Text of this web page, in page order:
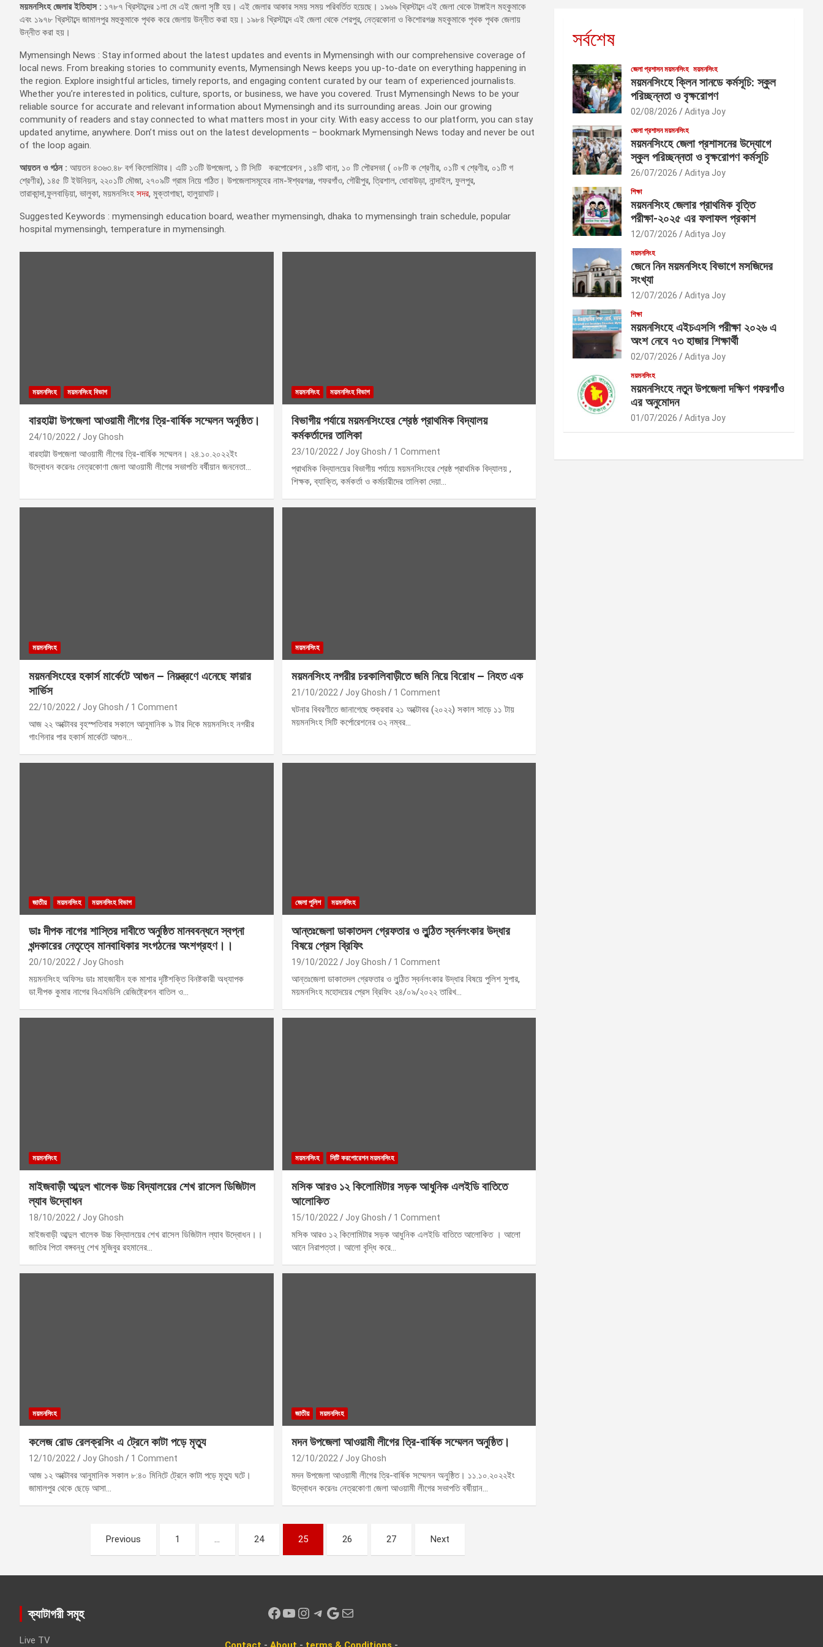
ময়মনসিংহ জেলার ইতিহাস : ১৭৮৭ খ্রিস্টাব্দের ১লা মে এই জেলা সৃষ্টি হয়। এই জেলার আকার সময় সময় পরিবর্তিত হয়েছে। ১৯৬৯ খ্রিস্টাব্দে এই জেলা থেকে টাঙ্গাইল মহকুমাকে
এবং ১৯৭৮ খ্রিস্টাব্দে জামালপুর মহুকুমাকে পৃথক করে জেলায় উন্নীত করা হয়। ১৯৮৪ খ্রিস্টাব্দে এই জেলা থেকে শেরপুর, নেত্রকোনা ও কিশোরগঞ্জ মহকুমাকে পৃথক পৃথক জেলায়
উন্নীত করা হয়।
Mymensingh News : Stay informed about the latest updates and events in Mymensingh with our comprehensive coverage of
local news. From breaking stories to community events, Mymensingh News keeps you up-to-date on everything happening in
the region. Explore insightful articles, timely reports, and engaging content curated by our team of experienced journalists.
Whether you’re interested in politics, culture, sports, or business, we have you covered. Trust Mymensingh News to be your
reliable source for accurate and relevant information about Mymensingh and its surrounding areas. Join our growing
community of readers and stay connected to what matters most in your city. With easy access to our platform, you can stay
updated anytime, anywhere. Don’t miss out on the latest developments – bookmark Mymensingh News today and never be out
of the loop again.
আয়তন ও গঠন : আয়তন ৪৩৬৩.৪৮ বর্গ কিলোমিটার। এটি ১৩টি উপজেলা, ১ টি সিটি করপোরেশন , ১৪টি থানা, ১০ টি পৌরসভা ( ০৮টি ক শ্রেণীর, ০১টি খ শ্রেণীর, ০১টি গ
শ্রেণীর), ১৪৫ টি ইউনিয়ন, ২২০১টি মৌজা, ২৭০৯টি গ্রাম নিয়ে গঠিত। উপজেলাসমূহের নাম-ঈশ্বরগঞ্জ, গফরগাঁও, গৌরীপুর, ত্রিশাল, ধোবাউড়া, নান্দাইল, ফুলপুর,
তারাকান্দা,ফুলবাড়িয়া, ভালুকা, ময়মনসিংহ সদর, মুক্তাগাছা, হালুয়াঘাট।
Suggested Keywords : mymensingh education board, weather mymensingh, dhaka to mymensingh train schedule, popular
hospital mymensingh, temperature in mymensingh.
ময়মনসিংহ ময়মনসিংহ বিভাগ
বারহাট্টা উপজেলা আওয়ামী লীগের ত্রি-বার্ষিক সম্মেলন অনুষ্ঠিত।
24/10/2022 Joy Ghosh
বারহাট্টা উপজেলা আওয়ামী লীগের ত্রি-বার্ষিক সম্মেলন। ২৪.১০.২০২২ইং
উদ্বোধন করেনঃ নেত্রকোণা জেলা আওয়ামী লীগের সভাপতি বর্ষীয়ান জননেতা…
ময়মনসিংহ ময়মনসিংহ বিভাগ
বিভাগীয় পর্যায়ে ময়মনসিংহের শ্রেষ্ঠ প্রাথমিক বিদ্যালয়
কর্মকর্তাদের তালিকা
23/10/2022 Joy Ghosh 1 Comment
প্রাথমিক বিদ্যালয়ের বিভাগীয় পর্যায়ে ময়মনসিংহের শ্রেষ্ঠ প্রাথমিক বিদ্যালয় ,
শিক্ষক, ব্যাক্তি, কর্মকর্তা ও কর্মচারীদের তালিকা দেয়া…
ময়মনসিংহ
ময়মনসিংহের হকার্স মার্কেটে আগুন – নিয়ন্ত্রণে এনেছে ফায়ার
সার্ভিস
22/10/2022 Joy Ghosh 1 Comment
আজ ২২ অক্টোবর বৃহস্পতিবার সকালে আনুমানিক ৯ টার দিকে ময়মনসিংহ নগরীর
গাংগিনার পার হকার্স মার্কেটে আগুন…
ময়মনসিংহ
ময়মনসিংহ নগরীর চরকালিবাড়ীতে জমি নিয়ে বিরোধ – নিহত এক
21/10/2022 Joy Ghosh 1 Comment
ঘটনার বিবরণীতে জানাগেছে শুক্রবার ২১ অক্টোবর (২০২২) সকাল সাড়ে ১১ টায়
ময়মনসিংহ সিটি কর্পোরেশনের ৩২ নম্বর…
জাতীয় ময়মনসিংহ ময়মনসিংহ বিভাগ
ডাঃ দীপক নাগের শাস্তির দাবীতে অনুষ্ঠিত মানববন্ধনে স্বপ্না
খন্দকারের নেতৃত্বে মানবাধিকার সংগঠনের অংশগ্রহণ।।
20/10/2022 Joy Ghosh
ময়মনসিংহ অফিসঃ ডাঃ মাহজাবীন হক মাশার দৃষ্টিশক্তি বিনষ্টকারী অধ্যাপক
ডা.দীপক কুমার নাগের বিএমডিসি রেজিষ্ট্রেশন বাতিল ও…
জেলা পুলিশ ময়মনসিংহ
আন্তঃজেলা ডাকাতদল গ্রেফতার ও লুন্ঠিত স্বর্নলংকার উদ্ধার
বিষয়ে প্রেস ব্রিফিং
19/10/2022 Joy Ghosh 1 Comment
আন্তঃজেলা ডাকাতদল গ্রেফতার ও লুন্ঠিত স্বর্নলংকার উদ্ধার বিষয়ে পুলিশ সুপার,
ময়মনসিংহ মহোদয়ের প্রেস ব্রিফিং ২৪/০৯/২০২২ তারিখ…
ময়মনসিংহ
মাইজবাড়ী আব্দুল খালেক উচ্চ বিদ্যালয়ের শেখ রাসেল ডিজিটাল
ল্যাব উদ্বোধন
18/10/2022 Joy Ghosh
মাইজবাড়ী আব্দুল খালেক উচ্চ বিদ্যালয়ের শেখ রাসেল ডিজিটাল ল্যাব উদ্বোধন।।
জাতির পিতা বঙ্গবন্ধু শেখ মুজিবুর রহমানের…
ময়মনসিংহ সিটি করপোরেশন ময়মনসিংহ
মসিক আরও ১২ কিলোমিটার সড়ক আধুনিক এলইডি বাতিতে
আলোকিত
15/10/2022 Joy Ghosh 1 Comment
মসিক আরও ১২ কিলোমিটার সড়ক আধুনিক এলইডি বাতিতে আলোকিত । আলো
আনে নিরাপত্তা। আলো বৃদ্ধি করে…
ময়মনসিংহ
কলেজ রোড রেলক্রসিং এ ট্রেনে কাটা পড়ে মৃত্যু
12/10/2022 Joy Ghosh 1 Comment
আজ ১২ অক্টোবর আনুমানিক সকাল ৮:৪০ মিনিটে ট্রেনে কাটা পড়ে মৃত্যু ঘটে।
জামালপুর থেকে ছেড়ে আসা…
জাতীয় ময়মনসিংহ
মদন উপজেলা আওয়ামী লীগের ত্রি-বার্ষিক সম্মেলন অনুষ্ঠিত।
12/10/2022 Joy Ghosh
মদন উপজেলা আওয়ামী লীগের ত্রি-বার্ষিক সম্মেলন অনুষ্ঠিত। ১১.১০.২০২২ইং
উদ্বোধন করেনঃ নেত্রকোণা জেলা আওয়ামী লীগের সভাপতি বর্ষীয়ান…
t
s
Previous 1 … 24 25 26 27 Next
সর্বশেষ
জেলা প্রশাসন ময়মনসিংহ ময়মনসিংহ
ময়মনসিংহে ক্লিন সানডে কর্মসূচি: স্কুল
পরিচ্ছন্নতা ও বৃক্ষরোপণ
02/08/2026 Aditya Joy
জেলা প্রশাসন ময়মনসিংহ
ময়মনসিংহে জেলা প্রশাসনের উদ্যোগে
স্কুল পরিচ্ছন্নতা ও বৃক্ষরোপণ কর্মসূচি
26/07/2026 Aditya Joy
শিক্ষা
ময়মনসিংহ জেলার প্রাথমিক বৃত্তি
পরীক্ষা-২০২৫ এর ফলাফল প্রকাশ
12/07/2026 Aditya Joy
ময়মনসিংহ
জেনে নিন ময়মনসিংহ বিভাগে মসজিদের
সংখ্যা
12/07/2026 Aditya Joy
শিক্ষা
ময়মনসিংহে এইচএসসি পরীক্ষা ২০২৬ এ
অংশ নেবে ৭৩ হাজার শিক্ষার্থী
02/07/2026 Aditya Joy
ময়মনসিংহ
ময়মনসিংহে নতুন উপজেলা দক্ষিণ গফরগাঁও
এর অনুমোদন
01/07/2026 Aditya Joy
ক্যাটাগরী সমূহ
Live TV
Facebook YouTube Instagram Telegram Google Mail